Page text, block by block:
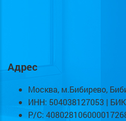
Адрес
Москва, м.Бибирево,
ИНН: 504038127053 |
Р/С: